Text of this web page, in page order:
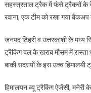
सहस्त्रताल ट्रैक में फंसे ट्रैकरों के
रवाना, एक टीम को रखा गया बैकअप
जनपद टिहरी व उत्तरकाशी के मध्य
ट्रैकिंग दल के खराब मौसम में
बाकी सदस्यों के इस उच्च
हिमालयन व्यू ट्रैकिंग ऐजेंसी, मनेरी